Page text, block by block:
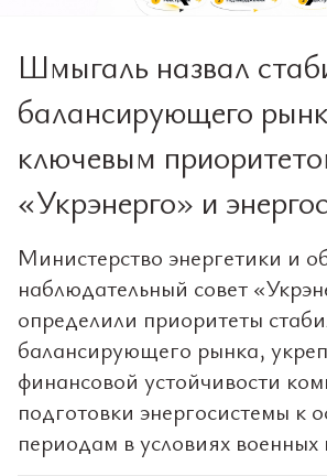
Шмыгаль назвал
балансирующего
ключевым
«Укрэнерго» и
Министерство энергетики и
наблюдательный совет
определили приоритеты
балансирующего рынка,
финансовой устойчивости
подготовки энергосистемы к
периодам в условиях военных